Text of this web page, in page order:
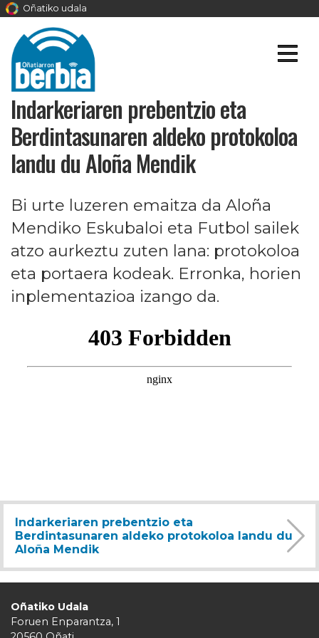
Oñatiko udala
Indarkeriaren prebentzio eta
Berdintasunaren aldeko protokoloa
landu du Aloña Mendik
Bi urte luzeren emaitza da Aloña
Mendiko Eskubaloi eta Futbol sailek
atzo aurkeztu zuten lana: protokoloa
eta portaera kodeak. Erronka, horien
inplementazioa izango da.
Indarkeriaren prebentzio eta
Berdintasunaren aldeko protokoloa landu du
Aloña Mendik
Oñatiko Udala
Foruen Enparantza, 1